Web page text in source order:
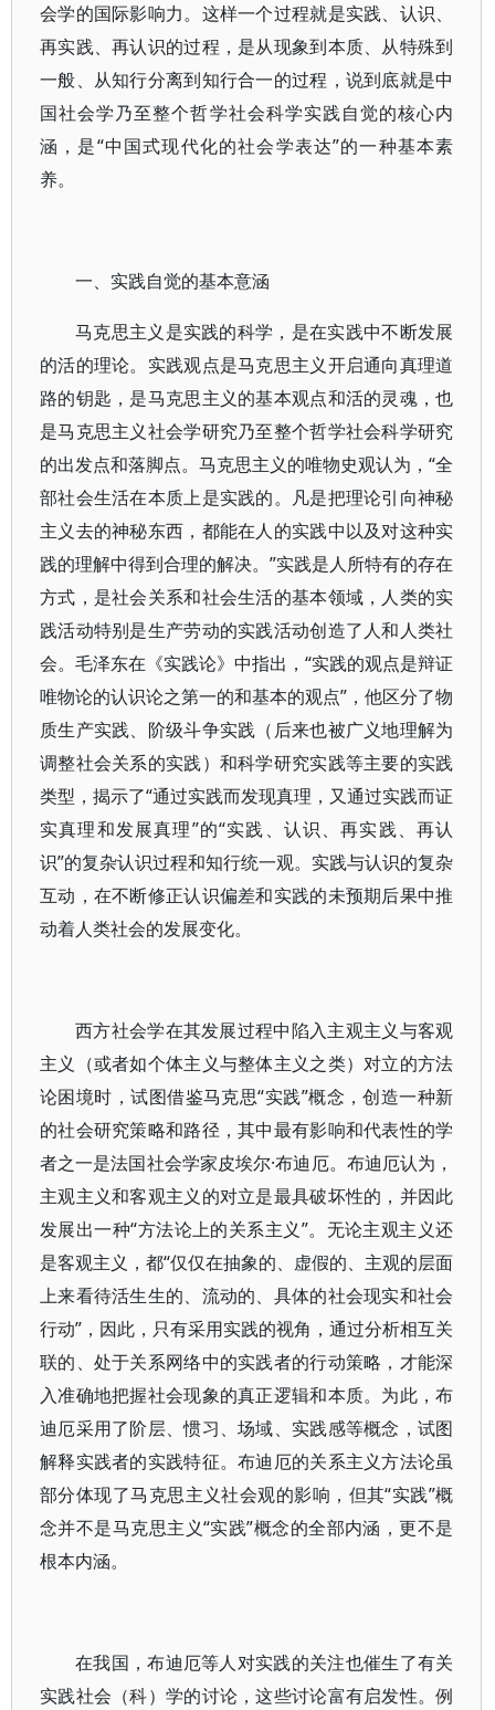
会学的国际影响力。这样一个过程就是实践、认识、
再实践、再认识的过程，是从现象到本质、从特殊到
一般、从知行分离到知行合一的过程，说到底就是中
国社会学乃至整个哲学社会科学实践自觉的核心内
涵，是“中国式现代化的社会学表达”的一种基本素
养。
一、实践自觉的基本意涵
马克思主义是实践的科学，是在实践中不断发展
的活的理论。实践观点是马克思主义开启通向真理道
路的钥匙，是马克思主义的基本观点和活的灵魂，也
是马克思主义社会学研究乃至整个哲学社会科学研究
的出发点和落脚点。马克思主义的唯物史观认为，“全
部社会生活在本质上是实践的。凡是把理论引向神秘
主义去的神秘东西，都能在人的实践中以及对这种实
践的理解中得到合理的解决。”实践是人所特有的存在
方式，是社会关系和社会生活的基本领域，人类的实
践活动特别是生产劳动的实践活动创造了人和人类社
会。毛泽东在《实践论》中指出，“实践的观点是辩证
唯物论的认识论之第一的和基本的观点”，他区分了物
质生产实践、阶级斗争实践（后来也被广义地理解为
调整社会关系的实践）和科学研究实践等主要的实践
类型，揭示了“通过实践而发现真理，又通过实践而证
实真理和发展真理”的“实践、认识、再实践、再认
识”的复杂认识过程和知行统一观。实践与认识的复杂
互动，在不断修正认识偏差和实践的未预期后果中推
动着人类社会的发展变化。
西方社会学在其发展过程中陷入主观主义与客观
主义（或者如个体主义与整体主义之类）对立的方法
论困境时，试图借鉴马克思“实践”概念，创造一种新
的社会研究策略和路径，其中最有影响和代表性的学
者之一是法国社会学家皮埃尔·布迪厄。布迪厄认为，
主观主义和客观主义的对立是最具破坏性的，并因此
发展出一种“方法论上的关系主义”。无论主观主义还
是客观主义，都“仅仅在抽象的、虚假的、主观的层面
上来看待活生生的、流动的、具体的社会现实和社会
行动”，因此，只有采用实践的视角，通过分析相互关
联的、处于关系网络中的实践者的行动策略，才能深
入准确地把握社会现象的真正逻辑和本质。为此，布
迪厄采用了阶层、惯习、场域、实践感等概念，试图
解释实践者的实践特征。布迪厄的关系主义方法论虽
部分体现了马克思主义社会观的影响，但其“实践”概
念并不是马克思主义“实践”概念的全部内涵，更不是
根本内涵。
在我国，布迪厄等人对实践的关注也催生了有关
实践社会（科）学的讨论，这些讨论富有启发性。例